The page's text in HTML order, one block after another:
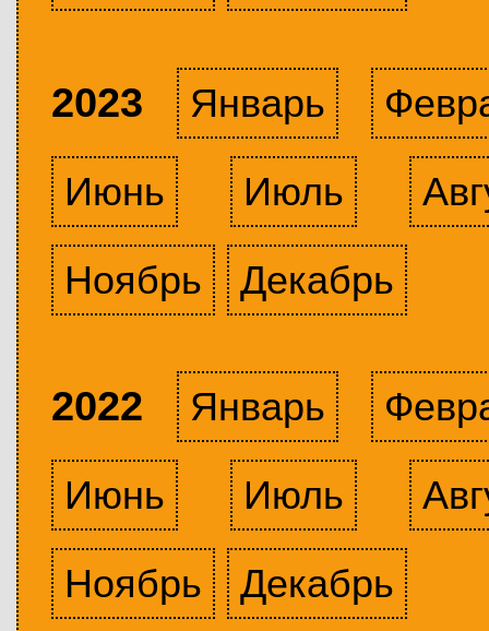
2023 Январь
Июнь
Июль
Ноябрь
Декабрь
2022 Январь
Июнь
Июль
Ноябрь
Декабрь